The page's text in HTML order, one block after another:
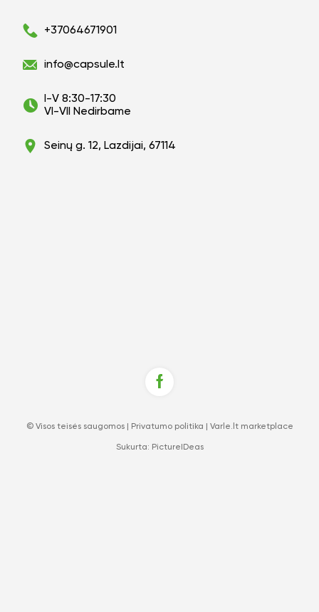
+37064671901
info@capsule.lt
I-V 8:30-17:30
VI-VII Nedirbame
Seinų g. 12, Lazdijai, 67114
© Visos teisės saugomos | Privatumo politika Varle.lt marketplace
Sukurta: PictureIDeas